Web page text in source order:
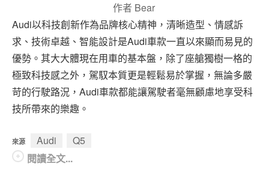
作者 Bear
Audi以科技創新作為品牌核心精神，清晰造型、情感訴
求、技術卓越、智能設計是Audi車款一直以來顯而易見的
優勢。其大大體現在用車的基本盤，除了座艙獨樹一格的
極致科技感之外，駕馭本質更是輕鬆易於掌握，無論多嚴
苛的行駛路況，Audi車款都能讓駕駛者毫無顧慮地享受科
技所帶來的樂趣。
來源 Audi
Q5
閱讀全文...